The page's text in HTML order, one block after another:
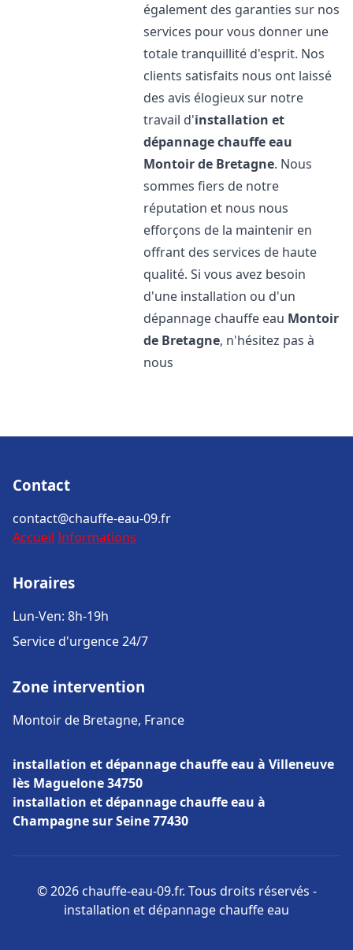
également des garanties sur nos
services pour vous donner une
totale tranquillité d'esprit. Nos
clients satisfaits nous ont laissé
des avis élogieux sur notre
travail d'installation et
dépannage chauffe eau
Montoir de Bretagne. Nous
sommes fiers de notre
réputation et nous nous
efforçons de la maintenir en
offrant des services de haute
qualité. Si vous avez besoin
d'une installation ou d'un
dépannage chauffe eau Montoir
de Bretagne, n'hésitez pas à
nous
Contact
contact@chauffe-eau-09.fr
Accueil Informations
Horaires
Lun-Ven: 8h-19h
Service d'urgence 24/7
Zone intervention
Montoir de Bretagne, France
installation et dépannage chauffe eau à Villeneuve
lès Maguelone 34750
installation et dépannage chauffe eau à
Champagne sur Seine 77430
© 2026 chauffe-eau-09.fr. Tous droits réservés -
installation et dépannage chauffe eau